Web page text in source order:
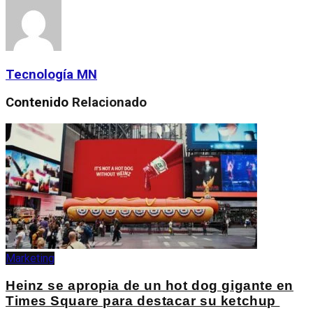
Tecnología MN
Contenido Relacionado
Marketing
Heinz se apropia de un hot dog gigante en
Times Square para destacar su ketchup